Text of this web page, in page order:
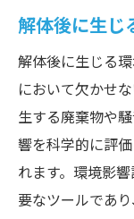
持続可
解体後
技術革
効率的
テクノ
解体後に生じ
解体後に生じる
において欠かせ
生する廃棄物や
響を科学的に評
れます。環境影
要なツールであ